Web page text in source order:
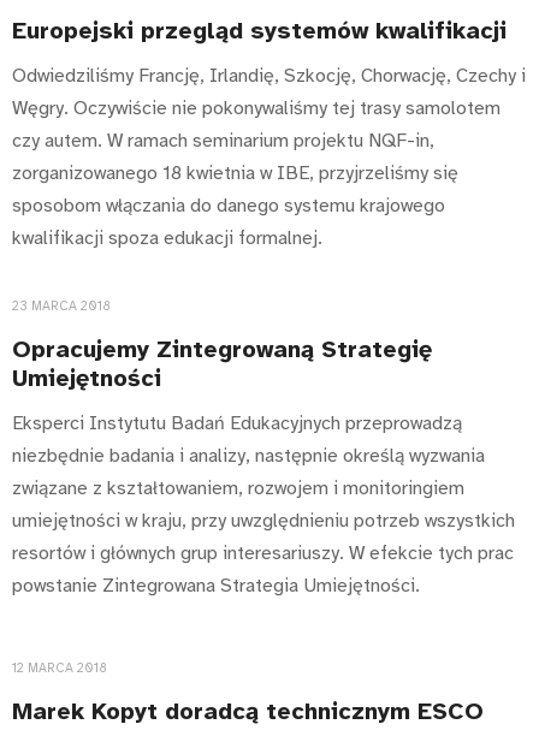
Europejski przegląd systemów kwalifikacji
Odwiedziliśmy Francję, Irlandię, Szkocję, Chorwację, Czechy i
Węgry. Oczywiście nie pokonywaliśmy tej trasy samolotem
czy autem. W ramach seminarium projektu NQF-in,
zorganizowanego 18 kwietnia w IBE, przyjrzeliśmy się
sposobom włączania do danego systemu krajowego
kwalifikacji spoza edukacji formalnej.
23 MARCA 2018
Opracujemy Zintegrowaną Strategię
Umiejętności
Eksperci Instytutu Badań Edukacyjnych przeprowadzą
niezbędnie badania i analizy, następnie określą wyzwania
związane z kształtowaniem, rozwojem i monitoringiem
umiejętności w kraju, przy uwzględnieniu potrzeb wszystkich
resortów i głównych grup interesariuszy. W efekcie tych prac
powstanie Zintegrowana Strategia Umiejętności.
12 MARCA 2018
Marek Kopyt doradcą technicznym ESCO